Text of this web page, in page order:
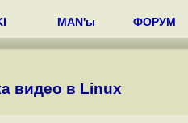
MAN'ы ФОРУМ
видео в Linux